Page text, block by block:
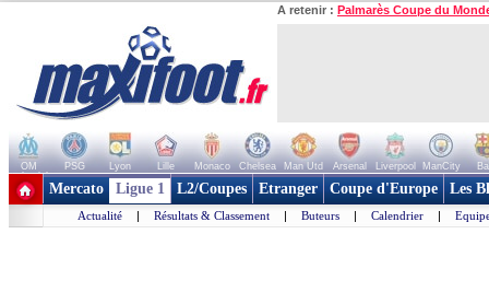
A retenir : Palmarès Coupe du
OM PSG Lyon Lille Monaco Chelsea Man Utd Arsenal Liverpool ManCity
+ de clubs
Mercato Ligue 1 L2/Coupes Etranger Coupe d'Europe Les
Actualité | Résultats & Classement | Buteurs | Calendrier |